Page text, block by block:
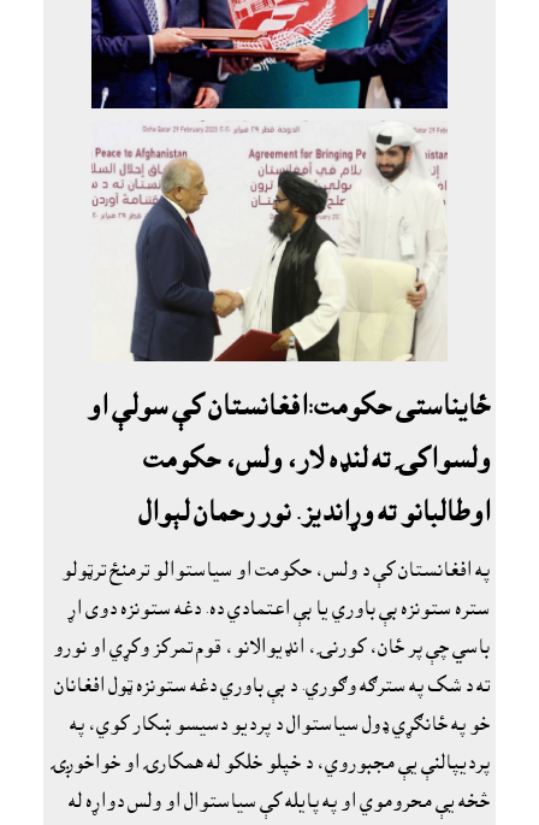
ځايناستى حکومت:افغانستان کې سولې او
ولسواکۍ ته لنډه لار، ولس، حکومت
اوطالبانو ته وړانديز. نور رحمان لېوال
په افغانستان کې د ولس، حکومت او سياستوالو ترمنځ ترټولو
ستره ستونزه بې باوري يا بې اعتمادي ده. دغه ستونزه دوى اړ
باسي چې پر ځان، کورنۍ، انډيوالانو، قوم تمرکز وکړي او نورو
ته د شک په سترګه وګوري. د بې باوري دغه ستونزه ټول افغانان
خو په ځانګړي ډول سياستوال د پرديو دسيسو ښکار کوي، په
پرديپالنې يې مجبوروي، د خپلو خلکو له همکارۍ او خواخوږۍ
څخه يې محروموي او په پايله کې سياستوال او ولس دواړه له